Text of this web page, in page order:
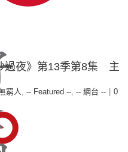
過夜》第13季第8集 主
窮人, -- Featured --, -- 網台 --
0